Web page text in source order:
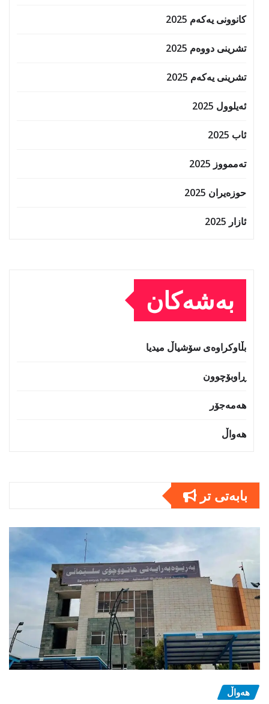
کانوونی یەکەم 2025
تشرینی دووەم 2025
تشرینی یەکەم 2025
ئەیلوول 2025
ئاب 2025
تەممووز 2025
حوزه‌یران 2025
ئازار 2025
بەشەکان
بڵاوکراوەی سۆشیاڵ میدیا
ڕاوبۆچوون
هەمەجۆر
هەواڵ
بابەتى تر
هەواڵ